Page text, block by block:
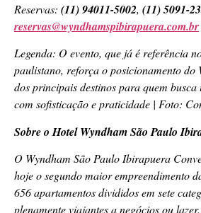
Reservas: (11) 94011-5002, (11) 5091-
reservas@wyndhamspibirapuera.com.br
Legenda: O evento, que já é referência
paulistano, reforça o posicionamento do
dos principais destinos para quem
com sofisticação e praticidade | Foto:
Sobre o Hotel Wyndham São Paulo
O Wyndham São Paulo Ibirapuera
hoje o segundo maior empreendimento
656 apartamentos divididos em sete
plenamente viajantes a negócios ou